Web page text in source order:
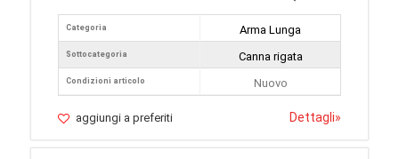
Categoria
Sottocategoria
Condizioni articolo
Arma Lunga
Canna rigata
Nuovo
aggiungi a preferiti Dettagli»